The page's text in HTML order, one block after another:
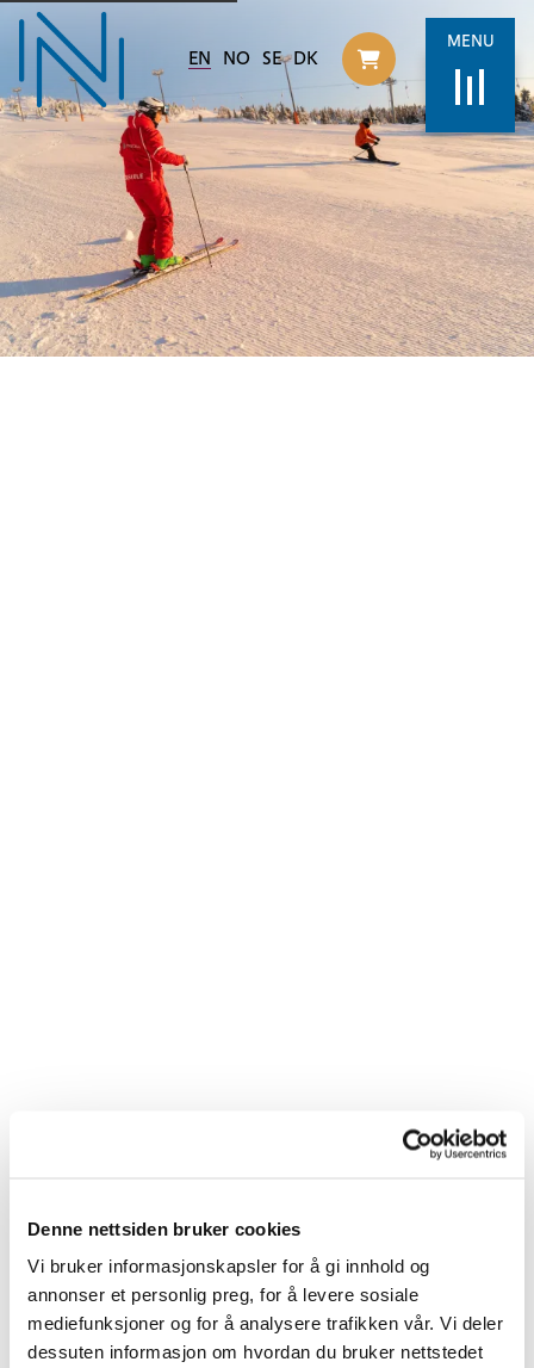
Denne nettsiden bruker cookies
Vi bruker informasjonskapsler for å gi innhold og
annonser et personlig preg, for å levere sosiale
mediefunksjoner og for å analysere trafikken vår. Vi deler
dessuten informasjon om hvordan du bruker nettstedet
EN NO SE DK
Til
MENU